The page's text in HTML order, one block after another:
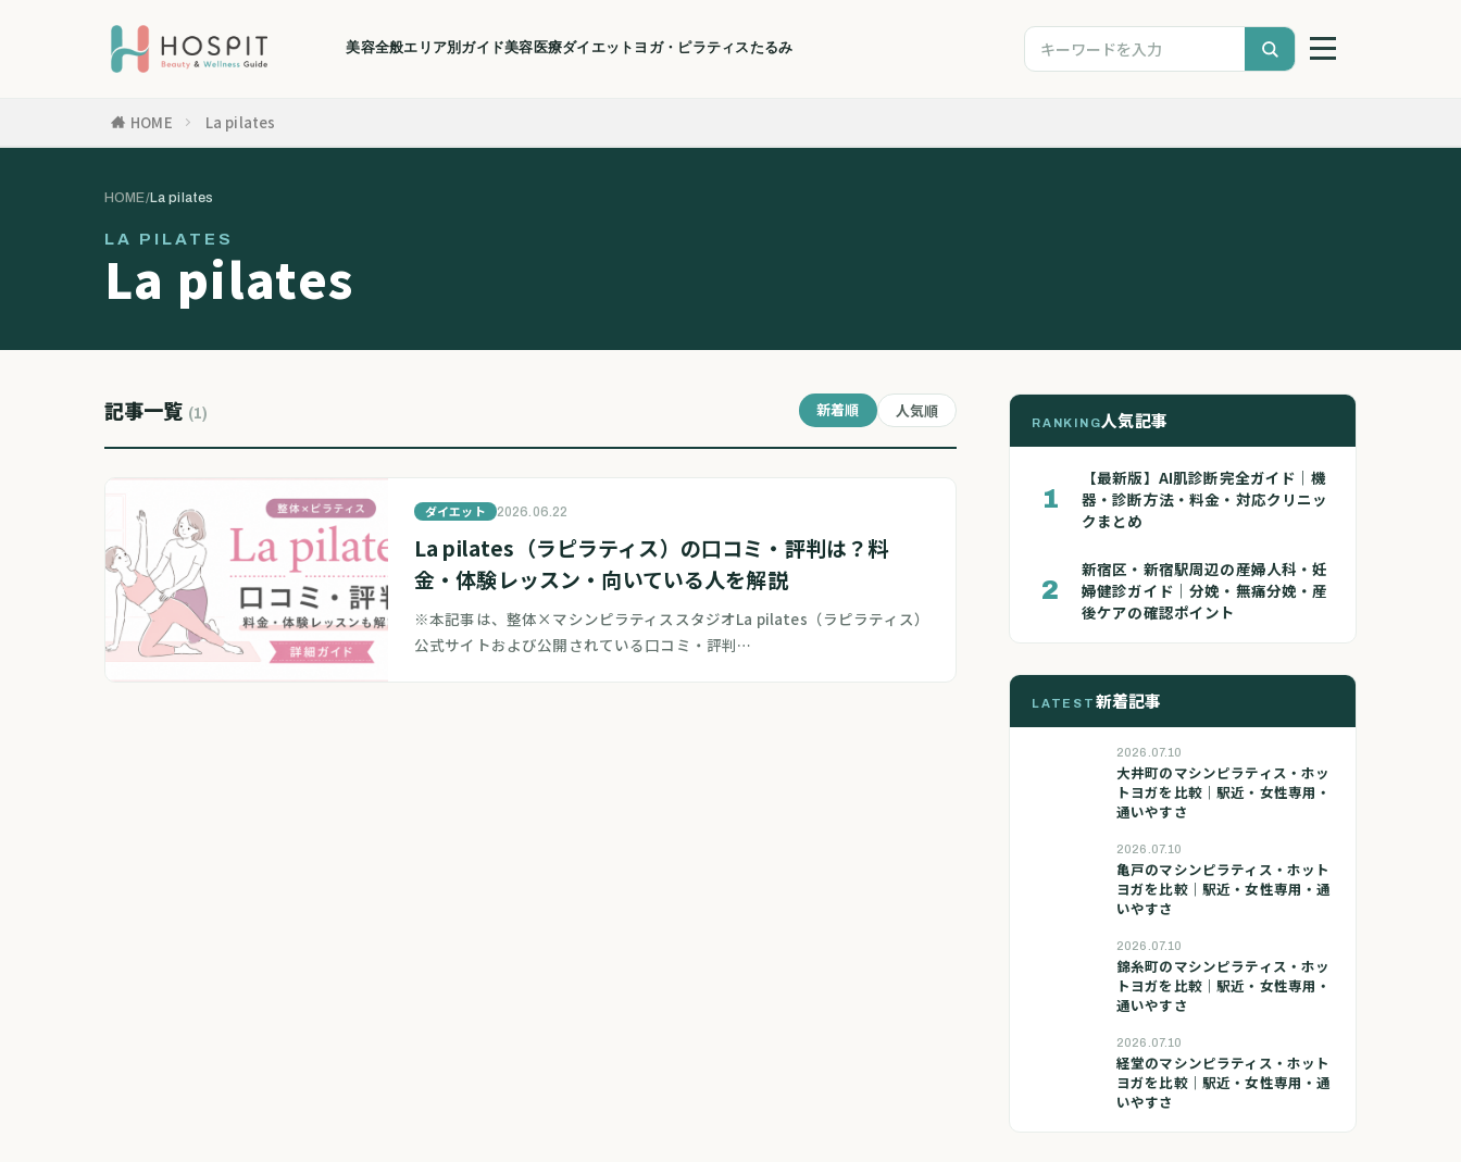
美容全般エリア別ガイド美容医療ダイエット ヨガ・ピラティスたるみ
HOME La pilates
HOME/La pilates
LA PILATES
La pilates
記事一覧 (1) 新着順 人気順
ダイエット 2026.06.22
La pilates（ラピラティス）の口コミ・評判は？料
金・体験レッスン・向いている人を解説
※本記事は、整体×マシンピラティススタジオLa pilates（ラピラティス）
公式サイトおよび公開されている口コミ・評判…
RANKING人気記事
1
【最新版】AI肌診断完全ガイド｜機
器・診断方法・料金・対応クリニッ
クまとめ
2
新宿区・新宿駅周辺の産婦人科・妊
婦健診ガイド｜分娩・無痛分娩・産
後ケアの確認ポイント
LATEST 新着記事
2026.07.10
大井町のマシンピラティス・ホッ
トヨガを比較｜駅近・女性専用・
通いやすさ
2026.07.10
亀戸のマシンピラティス・ホット
ヨガを比較｜駅近・女性専用・通
いやすさ
2026.07.10
錦糸町のマシンピラティス・ホッ
トヨガを比較｜駅近・女性専用・
通いやすさ
2026.07.10
経堂のマシンピラティス・ホット
ヨガを比較｜駅近・女性専用・通
いやすさ